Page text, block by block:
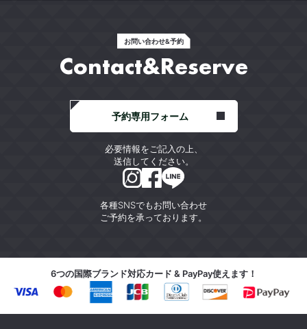
お問い合わせ&予約
Contact&Reserve
各種SNSでもお問い合わせ
ご予約を承っております。
予約専用フォーム
必要情報をご記入の上、
送信してください。
6つの国際ブランド対応カード & PayPay使えます！